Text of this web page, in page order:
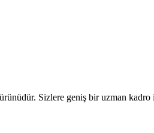
Sizlere geniş bir uzman